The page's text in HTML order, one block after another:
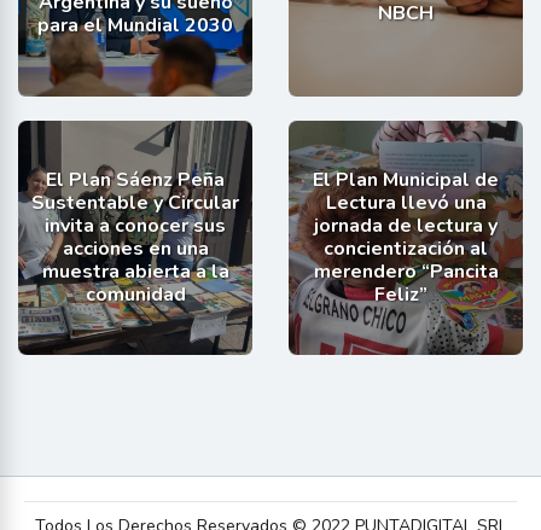
para el Mundial 2030
NBCH
El Plan Sáenz Peña
Sustentable y Circular
invita a conocer sus
acciones en una
muestra abierta a la
comunidad
El Plan Municipal de
Lectura llevó una
jornada de lectura y
concientización al
merendero “Pancita
Feliz”